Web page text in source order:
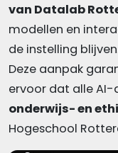
van Datalab
modellen en
de instelling
Deze aanpak
ervoor dat alle
onderwijs- en
Hogeschool